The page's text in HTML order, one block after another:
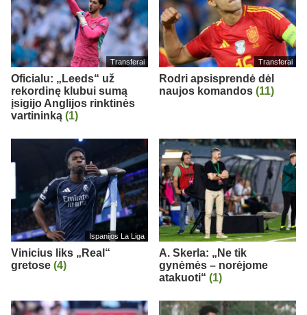
Transferai
Oficialu: „Leeds“ už
rekordinę klubui sumą
įsigijo Anglijos rinktinės
vartininką (1)
Transferai
Rodri apsisprendė dėl
naujos komandos (11)
Ispanijos La Liga
Vinicius liks „Real“
gretose (4)
A. Skerla: „Ne tik
gynėmės – norėjome
atakuoti“ (1)